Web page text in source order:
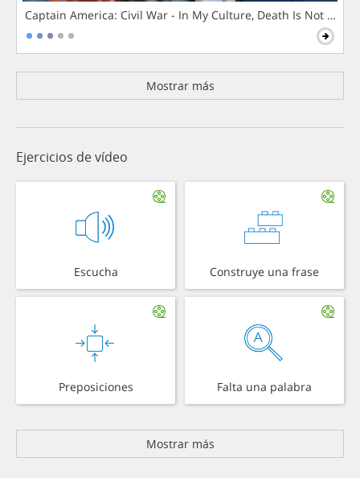
Captain America: Civil War - In My Culture, Death Is Not The
Mostrar más
Ejercicios de vídeo
Escucha Construye una frase
Preposiciones Falta una palabra
Mostrar más